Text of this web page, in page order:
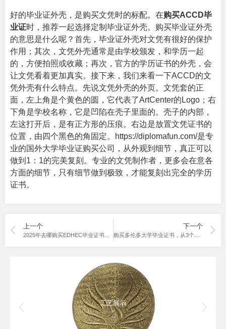
好的毕业证外壳，是购买文凭时的标配。在购买ACCD毕
业证时，推荐一起选择定制毕业证外壳。购买毕业证外壳
的意思是什么呢？首先，毕业证外壳对文凭有很好的保护
作用；其次，文凭外壳通常是由学校颁发，和学历一起
的，方便拍照或收藏；再次，官方的学历证书的外壳，会
让文凭看着更加真实。接下来，我们来看一下ACCD的文
凭外壳有什么特点。先说文凭外壳的外页。文凭套的正
面，左上角是个黄色的圆，它代表了ArtCenter的Logo；右
下角是学校名称，它是凹陷在壳子里面的。壳子的内部，
左这打开后，是有正方形的压痕。右边是放置文凭证书的
位置，由四个黑色的角固定。https://diplomafun.com/是专
业的国外大学毕业证购买公司
，从外观到细节，真正可以
做到1：1的完美复刻。专业的文凭制作者，更多会在意各
方面的细节，只有细节做到极致，才能复刻出完全的学历
证书。
上一个 下一个
购买多伦多大学毕业证书，从3个样本图开始
工艺展示